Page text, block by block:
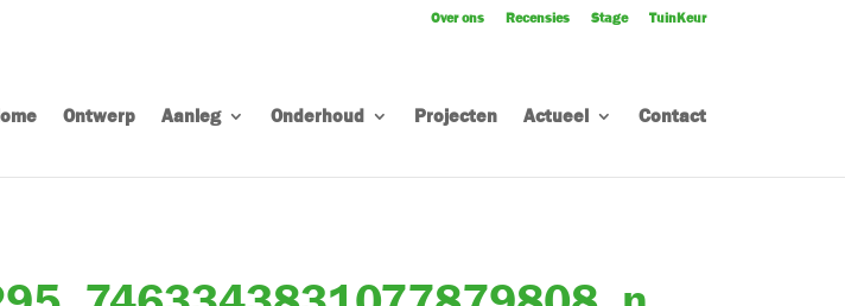
Over ons Recensies Stage TuinKeur
Ontwerp Aanleg Onderhoud Projecten Actueel Contact